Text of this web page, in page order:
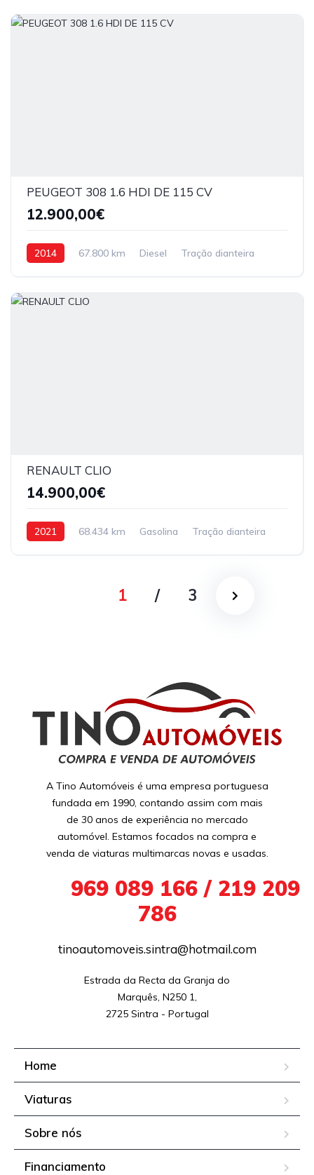
PEUGEOT 308 1.6 HDI DE 115 CV
12.900,00€
2014 67.800 km Diesel Tração dianteira
RENAULT CLIO
14.900,00€
2021 68.434 km Gasolina Tração dianteira
1 / 3
A Tino Automóveis é uma empresa portuguesa
fundada em 1990, contando assim com mais
de 30 anos de experiência no mercado
automóvel. Estamos focados na compra e
venda de viaturas multimarcas novas e usadas.
969 089 166 / 219 209
786
tinoautomoveis.sintra@hotmail.com
Estrada da Recta da Granja do
Marquês, N250 1,
2725 Sintra - Portugal
Home
Viaturas
Sobre nós
Financiamento